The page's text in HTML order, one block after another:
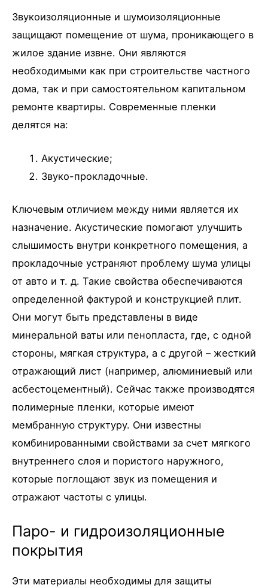
Звукоизоляционные и шумоизоляционные
защищают помещение от шума, проникающего в
жилое здание извне. Они являются
необходимыми как при строительстве частного
дома, так и при самостоятельном капитальном
ремонте квартиры. Современные пленки
делятся на:
Акустические;
Звуко-прокладочные.
Ключевым отличием между ними является их
назначение. Акустические помогают улучшить
слышимость внутри конкретного помещения, а
прокладочные устраняют проблему шума улицы
от авто и т. д. Такие свойства обеспечиваются
определенной фактурой и конструкцией плит.
Они могут быть представлены в виде
минеральной ваты или пенопласта, где, с одной
стороны, мягкая структура, а с другой – жесткий
отражающий лист (например, алюминиевый или
асбестоцементный). Сейчас также производятся
полимерные пленки, которые имеют
мембранную структуру. Они известны
комбинированными свойствами за счет мягкого
внутреннего слоя и пористого наружного,
которые поглощают звук из помещения и
отражают частоты с улицы.
Паро- и гидроизоляционные
покрытия
Эти материалы необходимы для защиты